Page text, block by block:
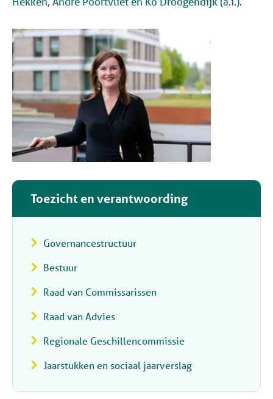
Toezicht en verantwoording
Governancestructuur
Bestuur
Raad van Commissarissen
Raad van Advies
Regionale Geschillencommissie
Jaarstukken en sociaal jaarverslag